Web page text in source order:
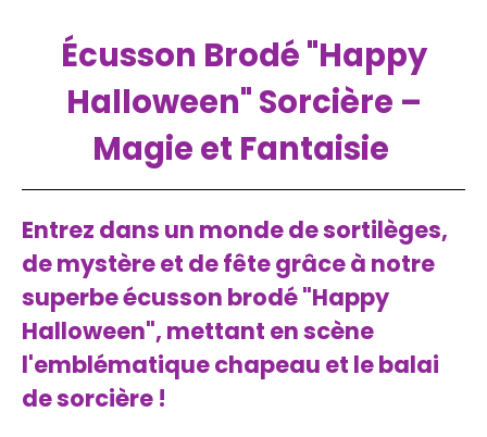
Écusson Brodé "Happy
Halloween" Sorcière –
Magie et Fantaisie
Entrez dans un monde de sortilèges,
de mystère et de fête grâce à notre
superbe écusson brodé "Happy
Halloween", mettant en scène
l'emblématique chapeau et le balai
de sorcière !